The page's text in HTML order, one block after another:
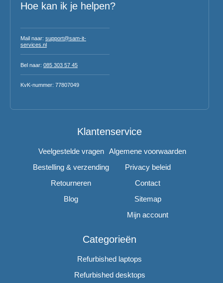
Hoe kan ik je helpen?
Mail naar: support@sam-it-
services.nl
Bel naar: 085 303 57 45
KvK-nummer: 77807049
Klantenservice
Veelgestelde vragen
Bestelling & verzending
Retourneren
Blog
Algemene voorwaarden
Privacy beleid
Contact
Sitemap
Mijn account
Categorieën
Refurbished laptops
Refurbished desktops